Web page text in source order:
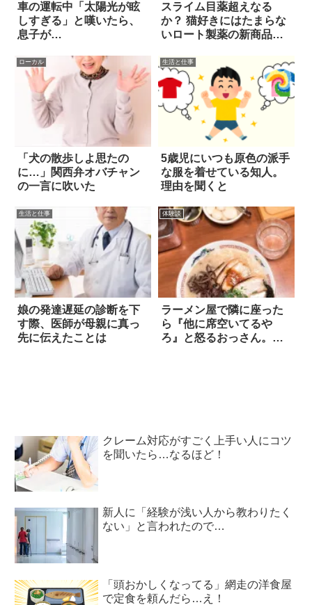
車の運転中「太陽光が眩
しすぎる」と嘆いたら、
息子が…
スライム目薬超えなる
か？ 猫好きにはたまらな
いロート製薬の新商品が
ローカル
「犬の散歩しよ思たの
に…」関西弁オバチャン
の一言に吹いた
生活と仕事
5歳児にいつも原色の派手
な服を着せている知人。
理由を聞くと
生活と仕事
娘の発達遅延の診断を下
す際、医師が母親に真っ
先に伝えたことは
体験談
ラーメン屋で隣に座った
ら『他に席空いてるや
ろ』と怒るおっさん。で
クレーム対応がすごく上手い人にコツ
を聞いたら…なるほど！
新人に「経験が浅い人から教わりたく
ない」と言われたので…
「頭おかしくなってる」網走の洋食屋
で定食を頼んだら…え！